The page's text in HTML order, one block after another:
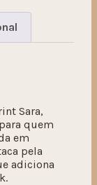
Sara,
quem
em
pela
adiciona